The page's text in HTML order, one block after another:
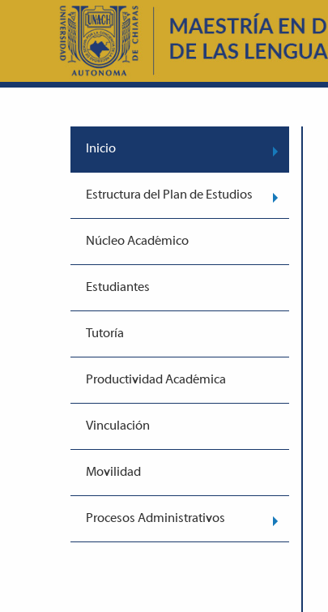
Inicio
Estructura del Plan de Estudios
Núcleo Académico
Estudiantes
Tutoría
Productividad Académica
Vinculación
Movilidad
Procesos Administrativos